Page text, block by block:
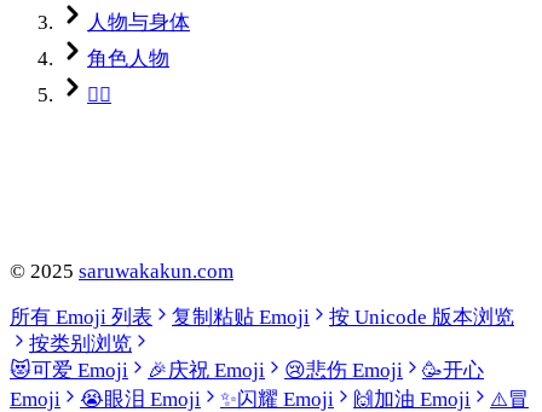
人物与身体
角色人物
🧑‍⚕️
© 2025 saruwakakun.com
所有 Emoji 列表
复制粘贴 Emoji
按 Unicode 版本浏览
按类别浏览
😻可爱 Emoji 🎉庆祝 Emoji 😢悲伤 Emoji 🥳开心
Emoji
😭眼泪 Emoji ✨闪耀 Emoji 🙌加油 Emoji ⚠️冒